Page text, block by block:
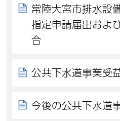
常陸大宮市排水設
指定申請届出およ
合
公共下水道事業受
今後の公共下水道